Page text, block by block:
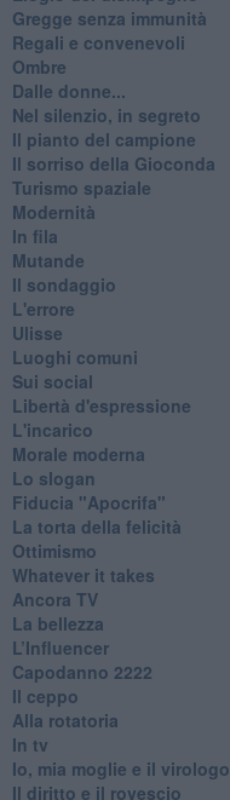
Gregge senza immunità
Regali e convenevoli
Ombre
Dalle donne...
Nel silenzio, in segreto
Il pianto del campione
Il sorriso della Gioconda
Turismo spaziale
Modernità
In fila
Mutande
Il sondaggio
L'errore
Ulisse
Luoghi comuni
Sui social
Libertà d'espressione
L'incarico
Morale moderna
Lo slogan
Fiducia "Apocrifa"
La torta della felicità
Ottimismo
Whatever it takes
Ancora TV
La bellezza
L’Influencer
​Capodanno 2222
Il ceppo
Alla rotatoria
In tv
Io, mia moglie e il virologo
Il diritto e il rovescio